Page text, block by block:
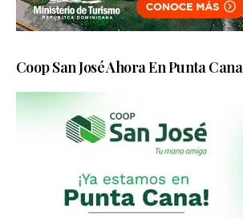
Coop San José Ahora En Punta Cana